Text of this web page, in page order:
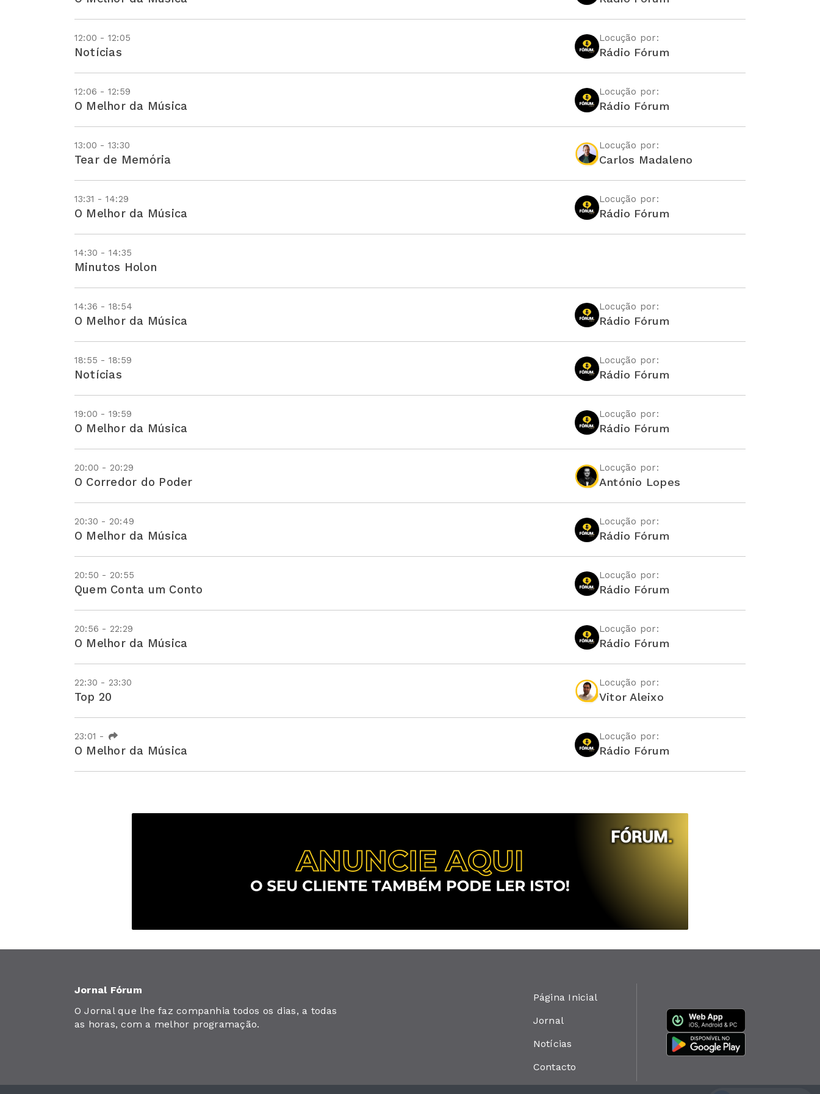
12:00 - 12:05
Notícias
Locução por:
Rádio Fórum
12:06 - 12:59
O Melhor da Música
Locução por:
Rádio Fórum
13:00 - 13:30
Tear de Memória
Locução por:
Carlos Madaleno
13:31 - 14:29
O Melhor da Música
Locução por:
Rádio Fórum
14:30 - 14:35
Minutos Holon
14:36 - 18:54
O Melhor da Música
Locução por:
Rádio Fórum
18:55 - 18:59
Notícias
Locução por:
Rádio Fórum
19:00 - 19:59
O Melhor da Música
Locução por:
Rádio Fórum
20:00 - 20:29
O Corredor do Poder
Locução por:
António Lopes
20:30 - 20:49
O Melhor da Música
Locução por:
Rádio Fórum
20:50 - 20:55
Quem Conta um Conto
Locução por:
Rádio Fórum
20:56 - 22:29
O Melhor da Música
Locução por:
Rádio Fórum
22:30 - 23:30
Top 20
Locução por:
Vitor Aleixo
23:01 -
O Melhor da Música
Locução por:
Rádio Fórum
Jornal Fórum
O Jornal que lhe faz companhia todos os dias, a todas
as horas, com a melhor programação.
Página Inicial
Jornal
Notícias
Contacto